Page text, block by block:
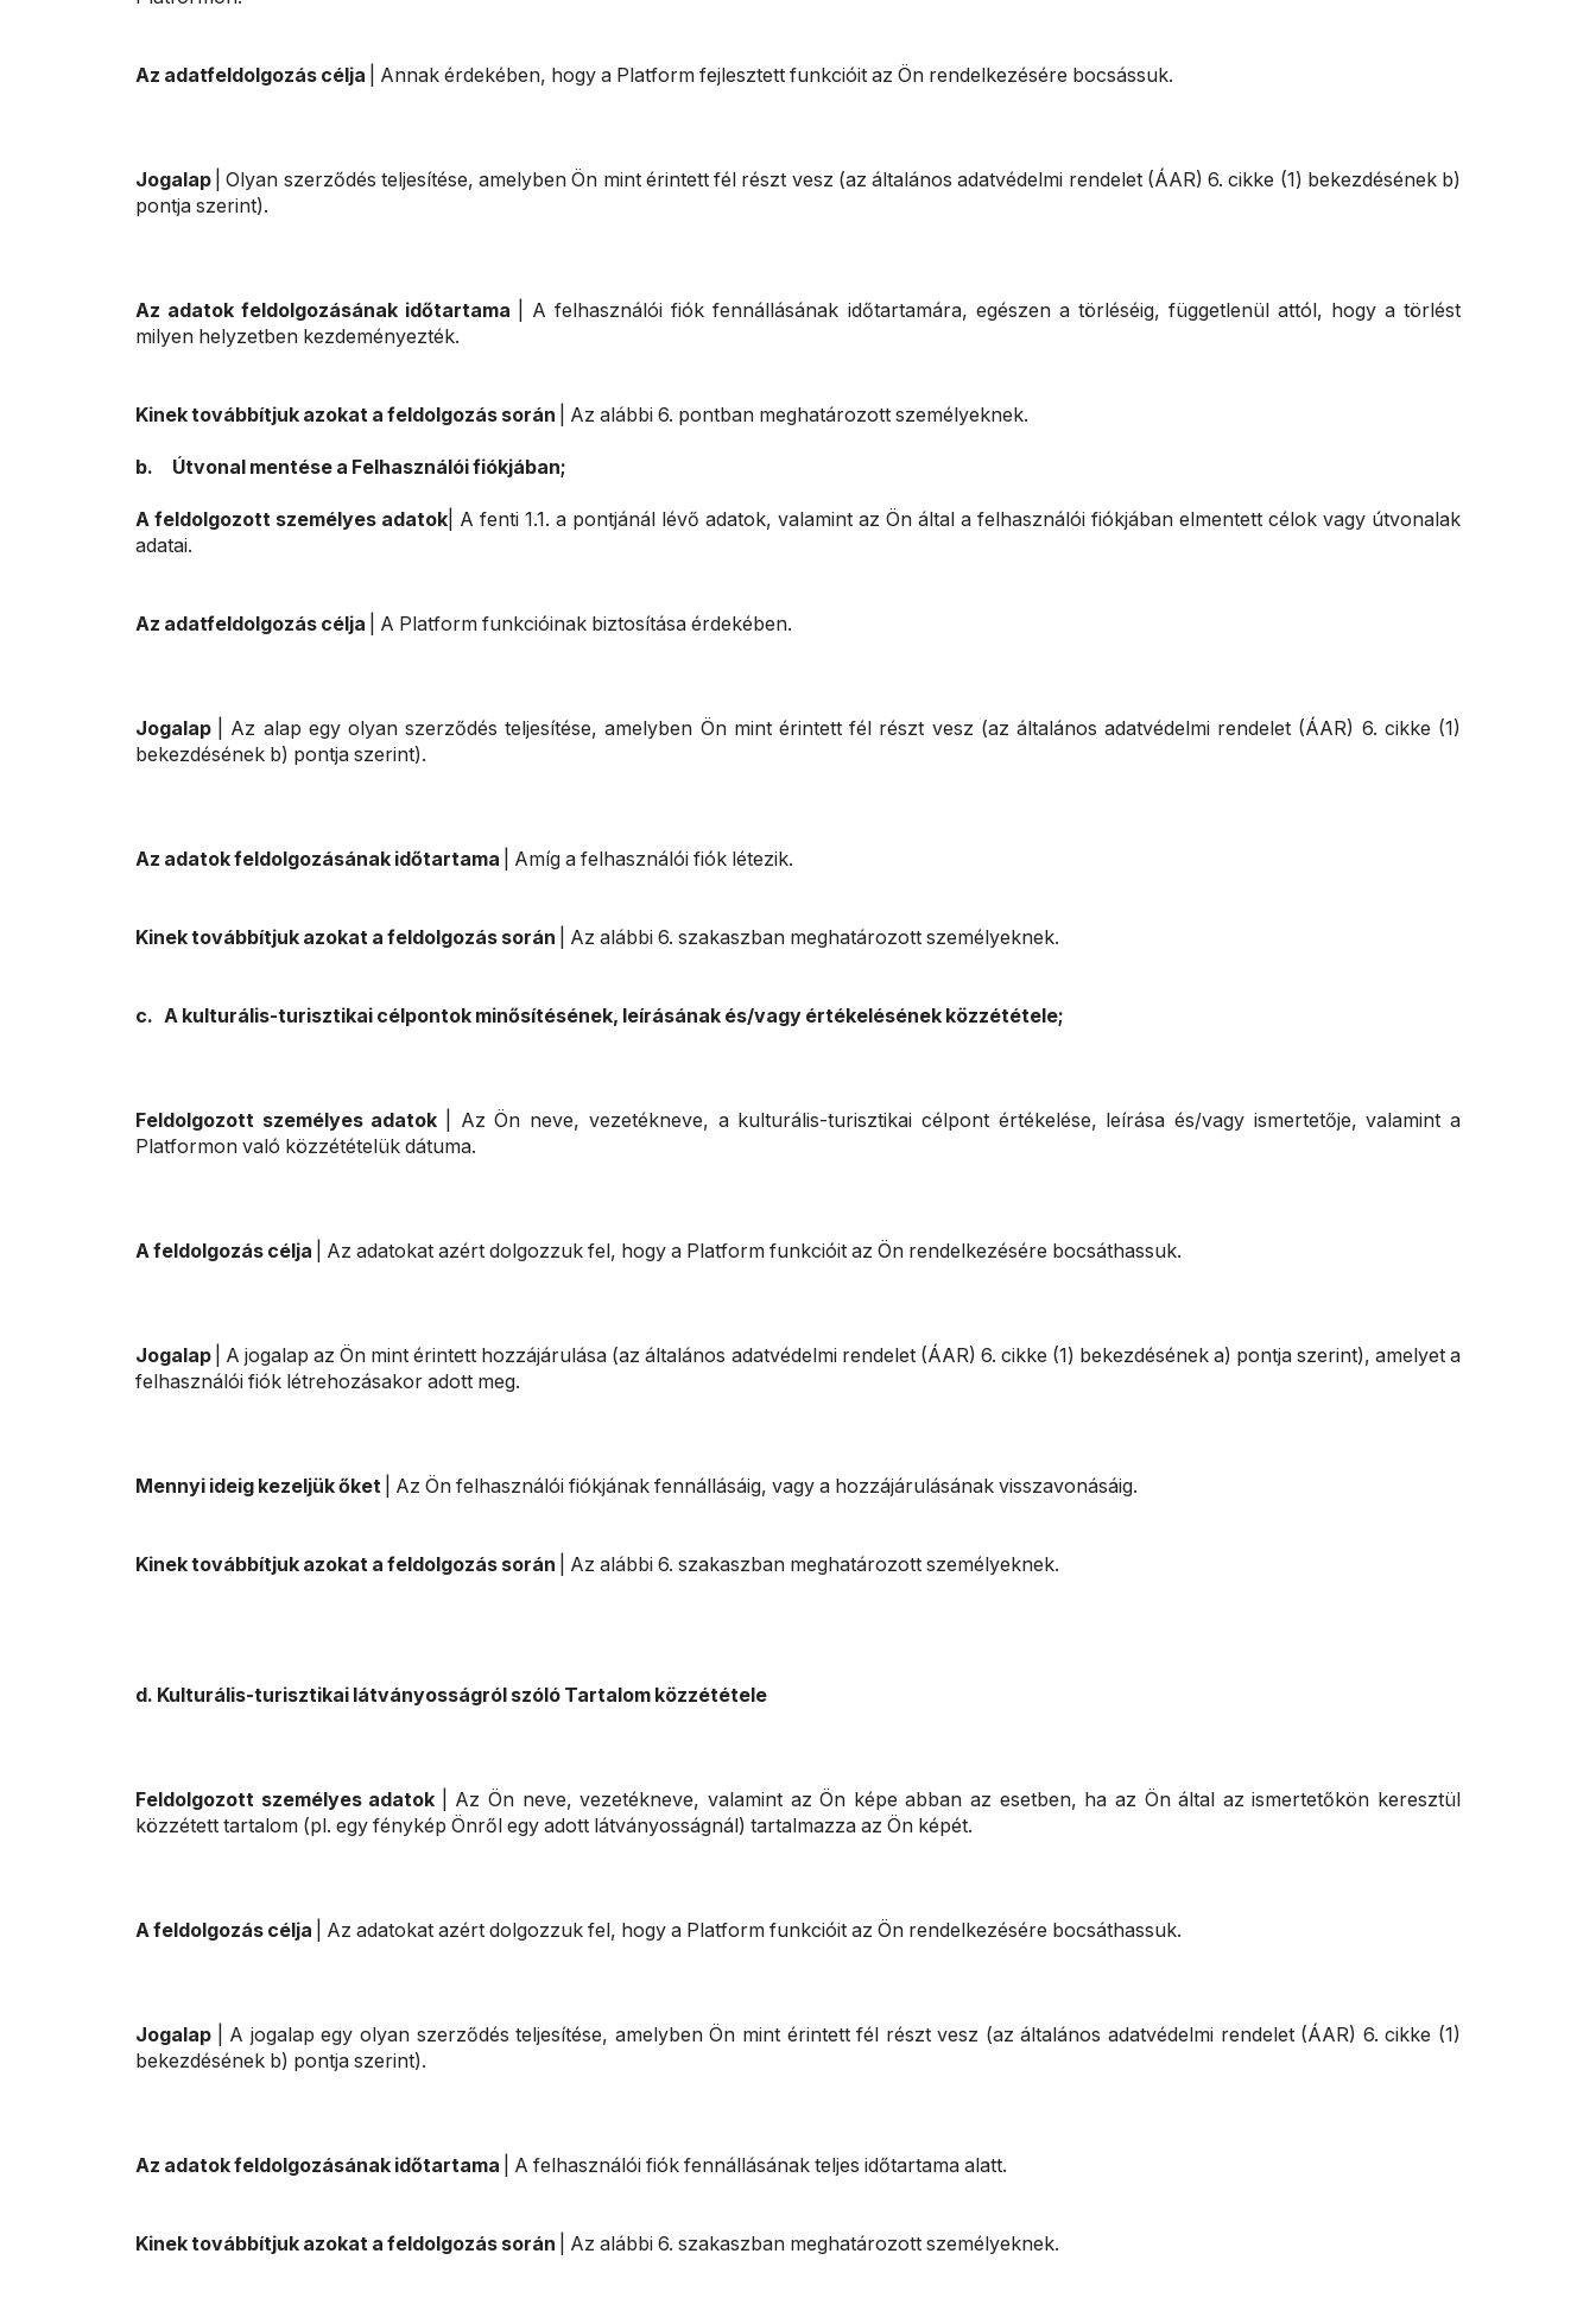
Az adatfeldolgozás célja | Annak érdekében, hogy a Platform fejlesztett funkcióit az Ön rendelkezésére bocsássuk.
Jogalap | Olyan szerződés teljesítése, amelyben Ön mint érintett fél részt vesz (az általános adatvédelmi rendelet (ÁAR) 6. cikke (1) bekezdésének b)
pontja szerint).
Az adatok feldolgozásának időtartama
| A felhasználói fiók fennállásának időtartamára, egészen a törléséig, függetlenül attól, hogy a törlést
milyen helyzetben kezdeményezték.
Kinek továbbítjuk azokat a feldolgozás során | Az alábbi 6. pontban meghatározott személyeknek.
b. Útvonal mentése a Felhasználói fiókjában;
A feldolgozott személyes adatok | A fenti 1.1. a pontjánál lévő adatok, valamint az Ön által a felhasználói fiókjában elmentett célok vagy útvonalak
adatai.
Az adatfeldolgozás célja | A Platform funkcióinak biztosítása érdekében.
Jogalap
| Az alap egy olyan szerződés teljesítése, amelyben Ön mint érintett fél részt vesz (az általános adatvédelmi rendelet (ÁAR) 6. cikke (1)
bekezdésének b) pontja szerint).
Az adatok feldolgozásának időtartama | Amíg a felhasználói fiók létezik.
Kinek továbbítjuk azokat a feldolgozás során | Az alábbi 6. szakaszban meghatározott személyeknek.
c. A kulturális-turisztikai célpontok minősítésének, leírásának és/vagy értékelésének közzététele;
Feldolgozott személyes adatok
| Az Ön neve, vezetékneve, a kulturális-turisztikai célpont értékelése, leírása és/vagy ismertetője, valamint a
Platformon való közzétételük dátuma.
A feldolgozás célja | Az adatokat azért dolgozzuk fel, hogy a Platform funkcióit az Ön rendelkezésére bocsáthassuk.
Jogalap
| A jogalap az Ön mint érintett hozzájárulása (az általános adatvédelmi rendelet (ÁAR) 6. cikke (1) bekezdésének a) pontja szerint), amelyet a
felhasználói fiók létrehozásakor adott meg.
Mennyi ideig kezeljük őket | Az Ön felhasználói fiókjának fennállásáig, vagy a hozzájárulásának visszavonásáig.
Kinek továbbítjuk azokat a feldolgozás során | Az alábbi 6. szakaszban meghatározott személyeknek.
d. Kulturális-turisztikai látványosságról szóló Tartalom közzététele
Feldolgozott személyes adatok
| Az Ön neve, vezetékneve, valamint az Ön képe abban az esetben, ha az Ön által az ismertetőkön keresztül
közzétett tartalom (pl. egy fénykép Önről egy adott látványosságnál) tartalmazza az Ön képét.
A feldolgozás célja | Az adatokat azért dolgozzuk fel, hogy a Platform funkcióit az Ön rendelkezésére bocsáthassuk.
Jogalap
| A jogalap egy olyan szerződés teljesítése, amelyben Ön mint érintett fél részt vesz (az általános adatvédelmi rendelet (ÁAR) 6. cikke (1)
bekezdésének b) pontja szerint).
Az adatok feldolgozásának időtartama | A felhasználói fiók fennállásának teljes időtartama alatt.
Kinek továbbítjuk azokat a feldolgozás során | Az alábbi 6. szakaszban meghatározott személyeknek.